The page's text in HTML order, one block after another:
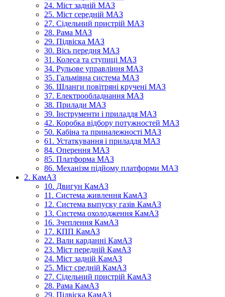
24. Міст задній МАЗ
25. Міст середній МАЗ
27. Сідельний пристрій МАЗ
28. Рама МАЗ
29. Підвіска МАЗ
30. Вісь передня МАЗ
31. Колеса та ступиці МАЗ
34. Рульове управління МАЗ
35. Гальмівна система МАЗ
36. Шланги повітряні кручені МАЗ
37. Електрообладнання МАЗ
38. Прилади МАЗ
39. Інструменти і приладдя МАЗ
42. Коробка відбору потужностей МАЗ
50. Кабіна та приналежності МАЗ
61. Устаткування і приладдя МАЗ
84. Оперення МАЗ
85. Платформа МАЗ
86. Механізм підйому платформи МАЗ
2. КамАЗ
10. Двигун КамАЗ
11. Система живлення КамАЗ
12. Система выпуску газів КамАЗ
13. Система охолодження КамАЗ
16. Зчеплення КамАЗ
17. КПП КамАЗ
22. Вали карданні КамАЗ
23. Міст передній КамАЗ
24. Міст задній КамАЗ
25. Міст средній КамАЗ
27. Сідельний пристрій КамАЗ
28. Рама КамАЗ
29. Підвіска КамАЗ